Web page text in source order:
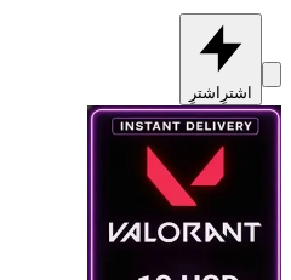
اشترِ اشترِ